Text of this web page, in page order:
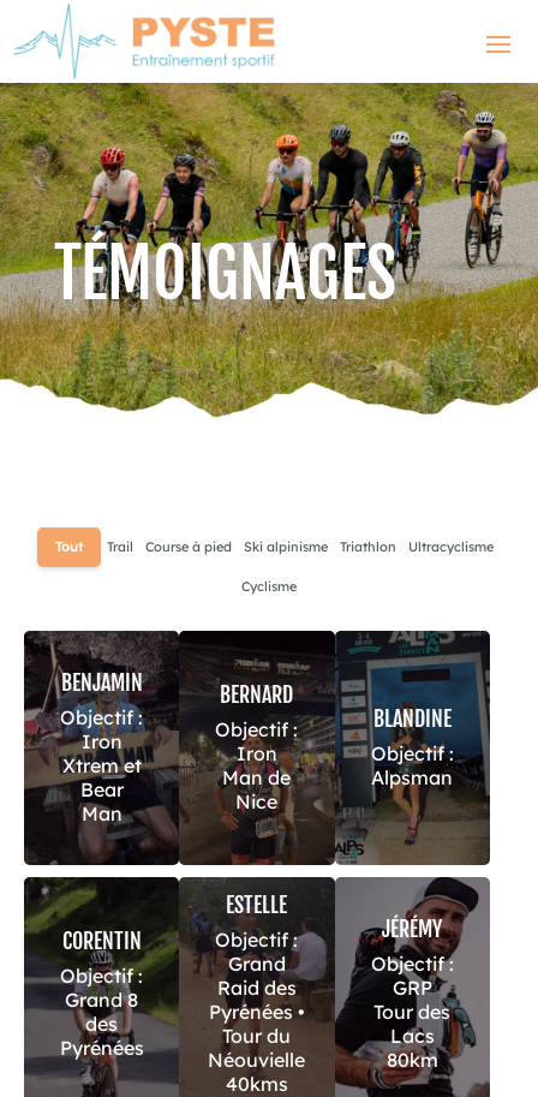
TÉMOIGNAGES
Tout Trail Course à pied Ski alpinisme Triathlon Ultracyclisme
Cyclisme
BENJAMIN
Objectif :
Iron
Xtrem et
Bear
Man
BERNARD
Objectif :
Iron
Man de
Nice
BLANDINE
Objectif :
Alpsman
CORENTIN
Objectif :
Grand 8
des
Pyrénées
ESTELLE
Objectif :
Grand
Raid des
Pyrénées •
Tour du
Néouvielle
40kms
JÉRÉMY
Objectif :
GRP
Tour des
Lacs
80km